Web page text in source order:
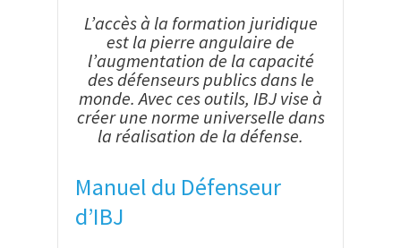
L’accès à la formation juridique
est la pierre angulaire de
l’augmentation de la capacité
des défenseurs publics dans le
monde. Avec ces outils, IBJ vise à
créer une norme universelle dans
la réalisation de la défense.
Manuel du Défenseur
d’IBJ